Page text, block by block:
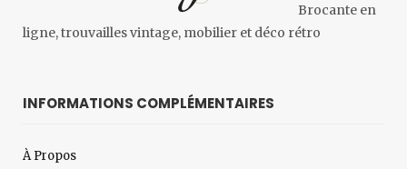
Brocante en
ligne, trouvailles vintage, mobilier et déco rétro
INFORMATIONS COMPLÉMENTAIRES
À Propos